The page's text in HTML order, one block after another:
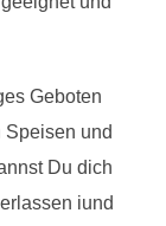
Geboten
und
Du dich
iund